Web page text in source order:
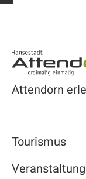
Attendorn
Tourismus